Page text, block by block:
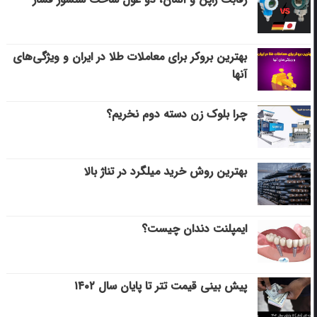
بهترین بروکر برای معاملات طلا در ایران و ویژگی‌های
آنها
چرا بلوک زن دسته دوم نخریم؟
بهترین روش خرید میلگرد در تناژ بالا
ایمپلنت دندان چیست؟
پیش بینی قیمت تتر تا پایان سال ۱۴۰۲